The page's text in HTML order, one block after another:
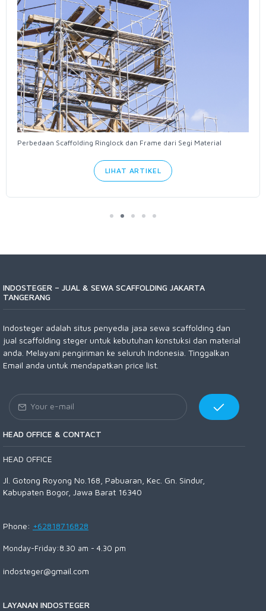
Perbedaan Scaffolding Ringlock dan Frame dari Segi Material
LIHAT ARTIKEL
INDOSTEGER – JUAL & SEWA SCAFFOLDING JAKARTA
TANGERANG
Indosteger adalah situs penyedia jasa sewa scaffolding dan
jual scaffolding steger untuk kebutuhan konstuksi dan material
anda. Melayani pengiriman ke seluruh Indonesia. Tinggalkan
Email anda untuk mendapatkan price list.
HEAD OFFICE & CONTACT
HEAD OFFICE
Jl. Gotong Royong No.168, Pabuaran, Kec. Gn. Sindur,
Kabupaten Bogor, Jawa Barat 16340
Phone: +62818716828
Monday-Friday:8.30 am - 4.30 pm
indosteger@gmail.com
LAYANAN INDOSTEGER